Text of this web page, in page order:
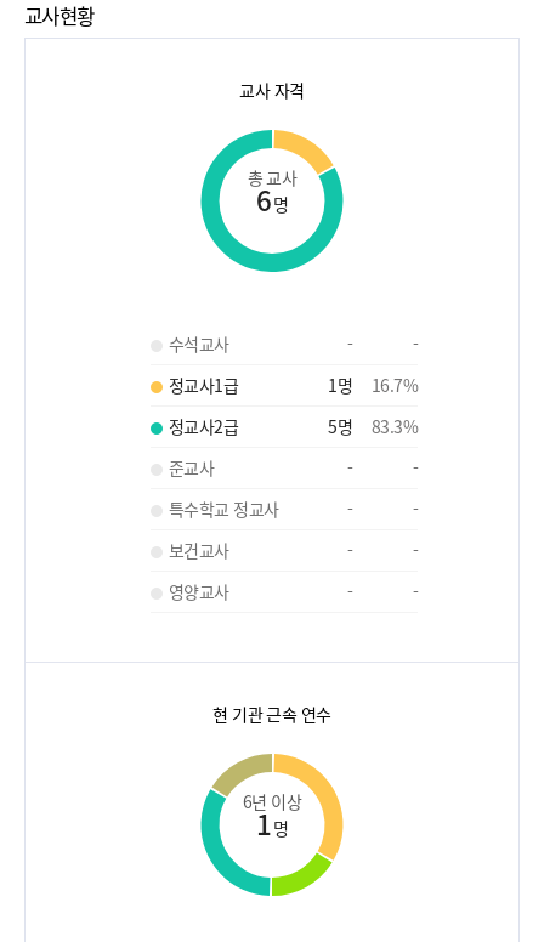
교사현황
교사 자격
총 교사
6명
수석교사 -
-
정교사1급
1명 16.7%
정교사2급
5명 83.3%
준교사
-
-
특수학교 정교사
-
-
보건교사
-
-
영양교사
- -
현 기관 근속 연수
6년 이상
1명